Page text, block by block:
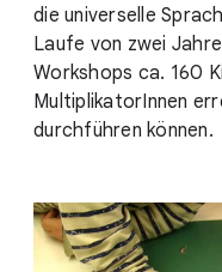
die universelle
Laufe von zwei
Workshops ca. 160
MultiplikatorInnen
durchführen können.